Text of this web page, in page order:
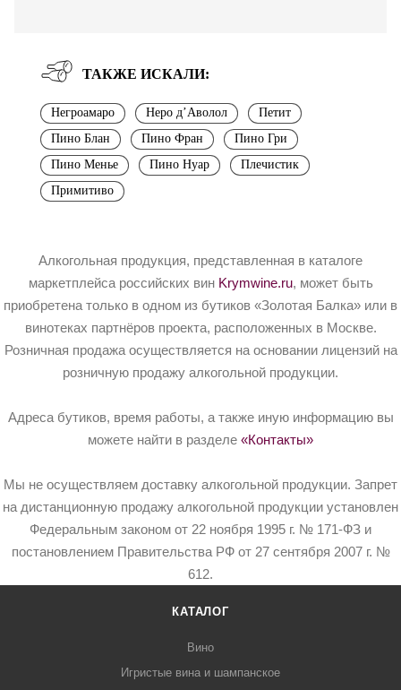
ТАКЖЕ ИСКАЛИ:
Негроамаро Неро д’Аволол
Петит
Пино Блан
Пино Фран
Пино Гри
Пино Менье
Пино Нуар
Плечистик
Примитиво
Алкогольная продукция, представленная в каталоге
маркетплейса российских вин Krymwine.ru, может быть
приобретена только в одном из бутиков «Золотая Балка» или в
винотеках партнёров проекта, расположенных в Москве.
Розничная продажа осуществляется на основании лицензий на
розничную продажу алкогольной продукции.
Адреса бутиков, время работы, а также иную информацию вы
можете найти в разделе «Контакты»
Мы не осуществляем доставку алкогольной продукции. Запрет
на дистанционную продажу алкогольной продукции установлен
Федеральным законом от 22 ноября 1995 г. № 171-ФЗ и
постановлением Правительства РФ от 27 сентября 2007 г. №
612.
КАТАЛОГ
Вино
Игристые вина и шампанское